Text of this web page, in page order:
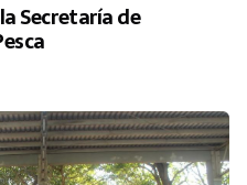
Secretaría de